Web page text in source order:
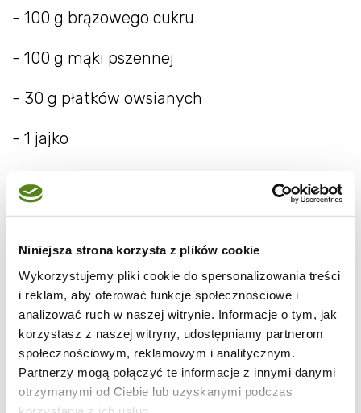
Niniejsza strona korzysta z plików cookie
Wykorzystujemy pliki cookie do spersonalizowania treści
i reklam, aby oferować funkcje społecznościowe i
analizować ruch w naszej witrynie. Informacje o tym, jak
korzystasz z naszej witryny, udostępniamy partnerom
społecznościowym, reklamowym i analitycznym.
Partnerzy mogą połączyć te informacje z innymi danymi
otrzymanymi od Ciebie lub uzyskanymi podczas
- 100 g brązowego cukru
- 100 g mąki pszennej
- 30 g płatków owsianych
- 1 jajko
- 1/2 szklanki kropelek czekoladowych lub
posiekanej czekolady deserowej
- 1/2 szklanki solonych fistaszków
- 1/2 łyżeczki proszku do pieczenia
Masło, cukier i jajko ucieram za pomocą
miksera, dodaję przesianą mąkę, proszek do
pieczenia i płatki owsiane. Miksuję masę do
momentu, aż składniki się połączą.Na samym